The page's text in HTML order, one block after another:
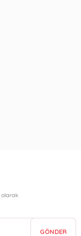
olarak
GÖNDER